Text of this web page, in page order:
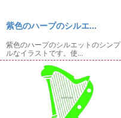
紫色のハープのシルエ...
紫色のハープのシルエットのシンプ
ルなイラストです。使...